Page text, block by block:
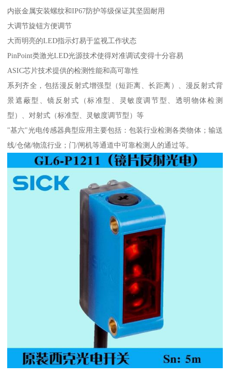
内嵌金属安装螺纹和IP67防护等级保证其坚固耐用
大调节旋钮方便调节
大而明亮的LED指示灯易于监视工作状态
PinPoint类激光LED光源技术使得对准调试变得十分容易
ASIC芯片技术提供的检测性能和高可靠性
系列齐全，包括漫反射式增强型（短距离、长距离）、漫反射式背
景遮蔽型、镜反射式（标准型、灵敏度调节型、透明物体检测
型）、对射式（标准型、灵敏度调节型）等
"基六"光电传感器典型应用主要包括：包装行业检测各类物体；输送
线/仓储/物流行业；门/闸机等通道中可靠检测人的通过等。